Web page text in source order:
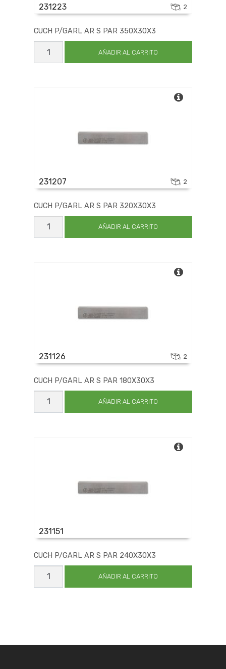
231223 2
CUCH P/GARL AR S PAR 350X30X3
CUCH
P/GARL
AR
AÑADIR AL CARRITO
231207 2
CUCH P/GARL AR S PAR 320X30X3
CUCH
P/GARL
AR
AÑADIR AL CARRITO
231126 2
CUCH P/GARL AR S PAR 180X30X3
CUCH
P/GARL
AÑADIR AL CARRITO
231151
CUCH P/GARL AR S PAR 240X30X3
CUCH
P/GARL
AÑADIR AL CARRITO